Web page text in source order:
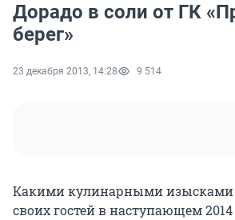
Дорадо в соли от ГК
берег»
23 декабря 2013, 14:28 9 514
Какими кулинарными изысками
своих гостей в наступающем